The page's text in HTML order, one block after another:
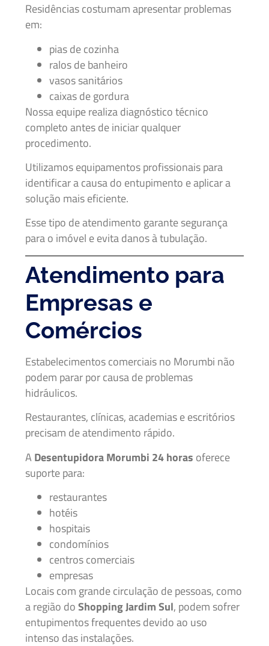
Residências costumam apresentar problemas
em:
pias de cozinha
ralos de banheiro
vasos sanitários
caixas de gordura
Nossa equipe realiza diagnóstico técnico
completo antes de iniciar qualquer
procedimento.
Utilizamos equipamentos profissionais para
identificar a causa do entupimento e aplicar a
solução mais eficiente.
Esse tipo de atendimento garante segurança
para o imóvel e evita danos à tubulação.
Atendimento para
Empresas e
Comércios
Estabelecimentos comerciais no Morumbi não
podem parar por causa de problemas
hidráulicos.
Restaurantes, clínicas, academias e escritórios
precisam de atendimento rápido.
A Desentupidora Morumbi 24 horas oferece
suporte para:
restaurantes
hotéis
hospitais
condomínios
centros comerciais
empresas
Locais com grande circulação de pessoas, como
a região doShopping Jardim Sul, podem sofrer
entupimentos frequentes devido ao uso
intenso das instalações.